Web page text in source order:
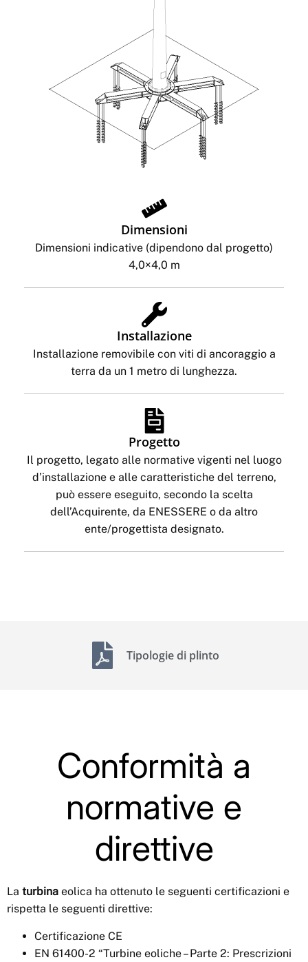
Dimensioni
Dimensioni indicative (dipendono dal progetto)
4,0×4,0 m
Installazione
Installazione removibile con viti di ancoraggio a
terra da un 1 metro di lunghezza.
Progetto
Il progetto, legato alle normative vigenti nel luogo
d’installazione e alle caratteristiche del terreno,
può essere eseguito, secondo la scelta
dell’Acquirente, da ENESSERE o da altro
ente/progettista designato.
Tipologie di plinto
Conformità a
normative e
direttive
La turbina eolica ha ottenuto le seguenti certificazioni e
rispetta le seguenti direttive:
Certificazione CE
EN 61400-2 “Turbine eoliche – Parte 2: Prescrizioni